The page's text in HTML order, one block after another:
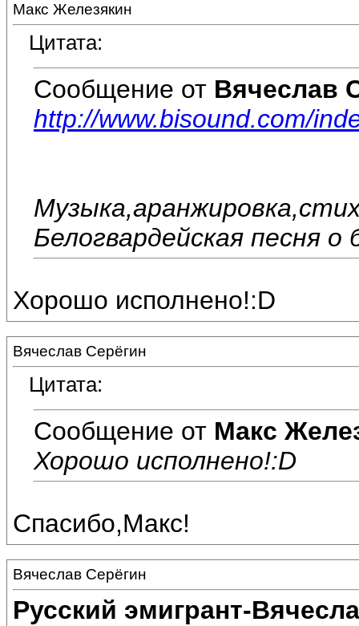
Макс Железякин
Цитата:
Сообщение от Вячеслав
http://www.bisound.com/
Белогвардейская песня
Хорошо исполнено!:D
Вячеслав Серёгин
Цитата:
Сообщение от Макс
Хорошо исполнено!:D
Спасибо,Макс!
Вячеслав Серёгин
Русский эмигрант-